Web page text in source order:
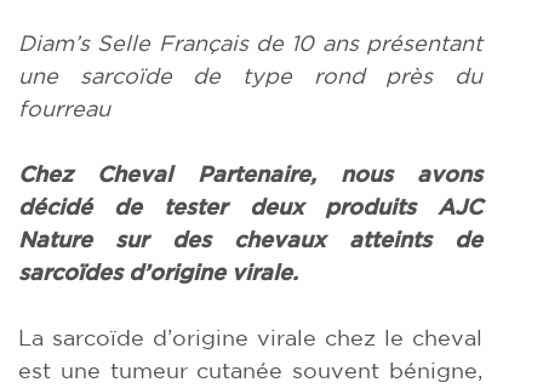
Diam’s Selle Français de 10 ans présentant
une sarcoïde de type rond près du
fourreau
Chez Cheval Partenaire, nous avons
décidé de tester deux produits AJC
Nature sur des chevaux atteints de
sarcoïdes d’origine virale.
La sarcoïde d’origine virale chez le cheval
est une tumeur cutanée souvent bénigne,